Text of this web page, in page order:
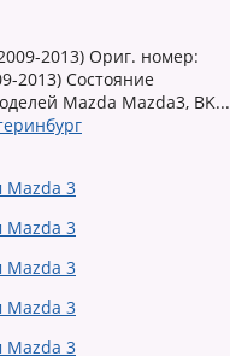
2013) Ориг. номер:
2013) Состояние
Mazda Mazda3, BK...